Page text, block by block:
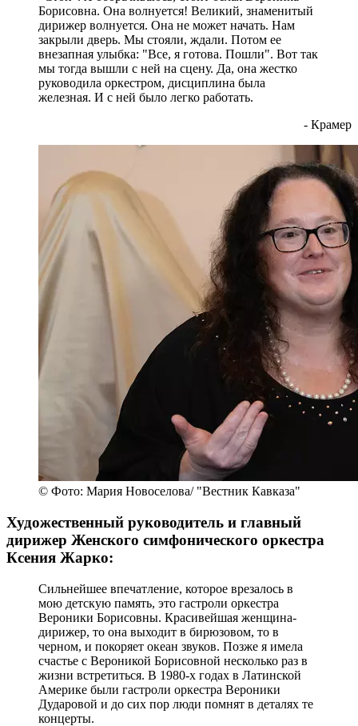
Борисовна. Она волнуется! Великий, знаменитый
дирижер волнуется. Она не может начать. Нам
закрыли дверь. Мы стояли, ждали. Потом ее
внезапная улыбка: "Все, я готова. Пошли". Вот так
мы тогда вышли с ней на сцену. Да, она жестко
руководила оркестром, дисциплина была
железная. И с ней было легко работать.
- Крамер
© Фото: Мария Новоселова/ "Вестник Кавказа"
Художественный руководитель и главный
дирижер Женского симфонического оркестра
Ксения Жарко:
Сильнейшее впечатление, которое врезалось в
мою детскую память, это гастроли оркестра
Вероники Борисовны. Красивейшая женщина-
дирижер, то она выходит в бирюзовом, то в
черном, и покоряет океан звуков. Позже я имела
счастье с Вероникой Борисовной несколько раз в
жизни встретиться. В 1980-х годах в Латинской
Америке были гастроли оркестра Вероники
Дударовой и до сих пор люди помнят в деталях те
концерты.